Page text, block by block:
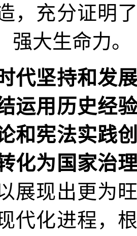
，充分证明
强大生命力。
代坚持和发
运用历史经
和宪法实践
化为国家治
展现出更为
代化进程，